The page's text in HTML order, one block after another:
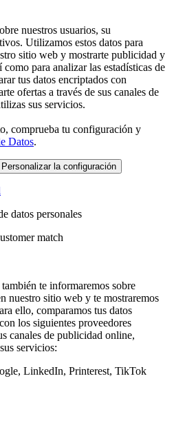
nuestros usuarios, su
Utilizamos estos datos para
sitio web y mostrarte publicidad y
para analizar las estadísticas de
tus datos encriptados con
ofertas a través de sus canales de
sus servicios.
comprueba tu configuración y
Datos.
Personalizar la configuración
datos personales
match
te informaremos sobre
nuestro sitio web y te mostraremos
ello, comparamos tus datos
los siguientes proveedores
canales de publicidad online,
servicios:
LinkedIn, Printerest, TikTok